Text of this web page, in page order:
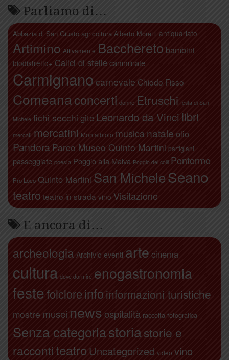
Parliamo di…
Abbazia di San Giusto agricoltura Alberto Moretti antiquariato
Artimino Attivamente Bacchereto bambini
biodistretto+ Calici di stellecamminate
Carmignano carnevale Chiodo Fisso
Comeanaconcerti donne Etruschi festa di San
Michele fichi secchi gite Leonardo da Vinci libri
mercati mercatini Montalbiolo musica natale olio
Pandora Parco Museo Quinto Martini partigiani
passeggiate poesia Poggio alla Malva Poggio dei colli Pontormo
Pro Loco Quinto Martini San MicheleSeano
teatro teatro in strada vino Visitazione
E ancora di…
archeologia Archivio eventi arte cinema
cultura dove dormire enogastronomia
festefolcloreinfo informazioni turistiche
mostre musei news ospitalità raccolta fotografica
Senza categoriastoriastorie e
raccontiteatro Uncategorized video vino